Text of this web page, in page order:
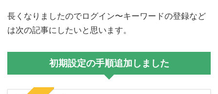
長くなりましたのでログイン〜キーワードの登録など
は次の記事にしたいと思います。
初期設定の手順追加しました